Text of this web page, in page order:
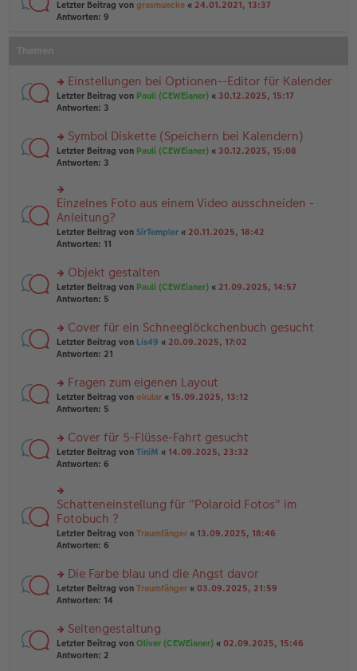
o
n
3
rs
te
es
e
n
B
ei
tr
Letzter Beitrag von grasmuecke « 24.01.2021, 13:37
Antworten: 9
rs
te
n
g
el
e
n
er
B
ei
tr
g
Einstellungen bei Optionen--Editor für Kalender
Letzter Beitrag von Pauli (CEWEianer) « 30.12.2025, 15:17
Antworten: 3
rs
te
u
n
g
el
es
e
er
B
ei
tr
g
Symbol Diskette (Speichern bei Kalendern)
Letzter Beitrag von Pauli (CEWEianer) « 30.12.2025, 15:08
Antworten: 3
rs
te
r
u
n
el
es
e
B
ei
tr
g
Einzelnes Foto aus einem Video ausschneiden -
Anleitung?
Letzter Beitrag von SirTempler « 20.11.2025, 18:42
Antworten: 11
rs
te
n
g
el
e
n
er
tr
a
g
Objekt gestalten
Letzter Beitrag von Pauli (CEWEianer) « 21.09.2025, 14:57
Antworten: 5
rs
te
n
g
el
e
n
er
tr
a
g
Cover für ein Schneeglöckchenbuch gesucht
Letzter Beitrag von Lis49 « 20.09.2025, 17:02
Antworten: 21
rs
te
n
g
el
e
n
er
B
ei
tr
g
Fragen zum eigenen Layout
Letzter Beitrag von okular « 15.09.2025, 13:12
Antworten: 5
rs
te
u
n
g
el
es
e
er
B
ei
tr
g
Cover für 5-Flüsse-Fahrt gesucht
Letzter Beitrag von TiniM « 14.09.2025, 23:32
Antworten: 6
rs
te
r
u
n
el
es
e
B
ei
tr
Schatteneinstellung für "Polaroid Fotos" im
Fotobuch ?
Letzter Beitrag von Traumfänger « 13.09.2025, 18:46
Antworten: 6
rs
te
n
g
el
Die Farbe blau und die Angst davor
Letzter Beitrag von Traumfänger « 03.09.2025, 21:59
Antworten: 14
rs
te
Seitengestaltung
Letzter Beitrag von Oliver (CEWEianer) « 02.09.2025, 15:46
Antworten: 2